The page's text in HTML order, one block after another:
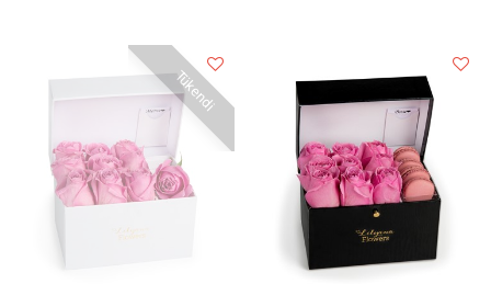
Tükendi